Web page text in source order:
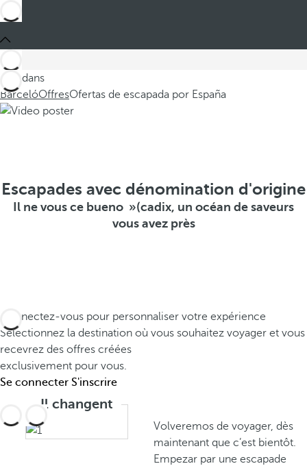
Ces dans
BarcelóOffresOfertas de escapada por España
Escapades avec dénomination d'origine
Il ne vous ce bueno »(cadix, un océan de saveurs
vous avez près
Connectez-vous pour personnaliser votre expérience
Sélectionnez la destination où vous souhaitez voyager et vous
recevrez des offres créées
exclusivement pour vous.
Se connecter S'inscrire
Il changent
Volveremos de voyager, dès
maintenant que c’est bientôt.
Empezar par une escapade